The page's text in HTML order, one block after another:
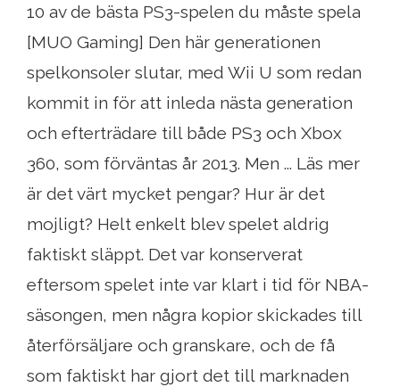
10 av de bästa PS3-spelen du måste spela
[MUO Gaming] Den här generationen
spelkonsoler slutar, med Wii U som redan
kommit in för att inleda nästa generation
och efterträdare till både PS3 och Xbox
360, som förväntas år 2013. Men ... Läs mer
är det värt mycket pengar? Hur är det
mojligt? Helt enkelt blev spelet aldrig
faktiskt släppt. Det var konserverat
eftersom spelet inte var klart i tid för NBA-
säsongen, men några kopior skickades till
återförsäljare och granskare, och de få
som faktiskt har gjort det till marknaden